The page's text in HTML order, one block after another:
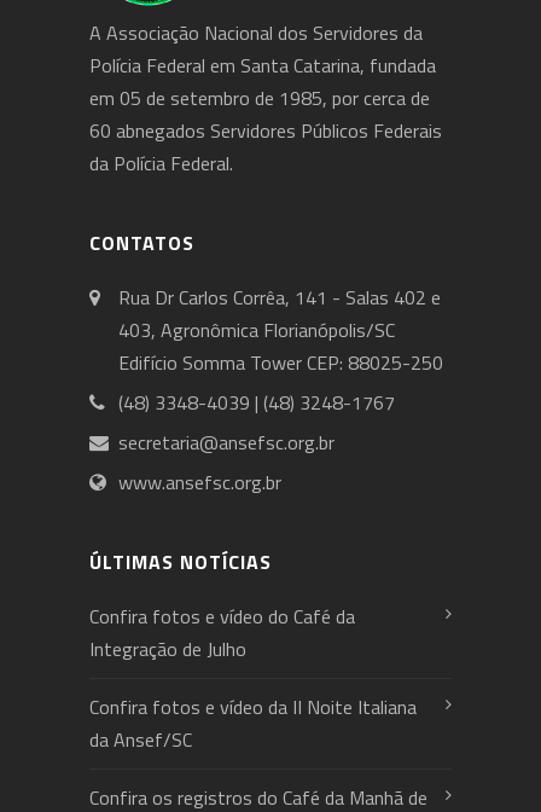
A Associação Nacional dos Servidores da
Polícia Federal em Santa Catarina, fundada
em 05 de setembro de 1985, por cerca de
60 abnegados Servidores Públicos Federais
da Polícia Federal.
CONTATOS
Rua Dr Carlos Corrêa, 141 - Salas 402 e
403, Agronômica Florianópolis/SC
Edifício Somma Tower CEP: 88025-250
(48) 3348-4039 | (48) 3248-1767
secretaria@ansefsc.org.br
www.ansefsc.org.br
ÚLTIMAS NOTÍCIAS
Confira fotos e vídeo do Café da
Integração de Julho
Confira fotos e vídeo da II Noite Italiana
da Ansef/SC
Confira os registros do Café da Manhã de